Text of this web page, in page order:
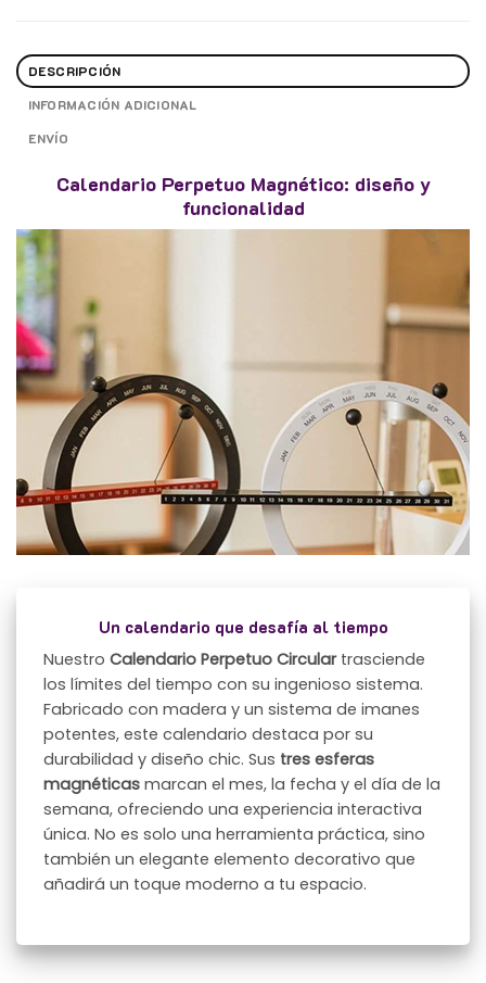
DESCRIPCIÓN
INFORMACIÓN ADICIONAL
ENVÍO
Calendario Perpetuo Magnético: diseño y
funcionalidad
Un calendario que desafía al tiempo
NuestroCalendario Perpetuo Circulartrasciende
los límites del tiempo con su ingenioso sistema.
Fabricado con madera y un sistema de imanes
potentes, este calendario destaca por su
durabilidad y diseño chic. Sus tres esferas
magnéticas marcan el mes, la fecha y el día de la
semana, ofreciendo una experiencia interactiva
única. No es solo una herramienta práctica, sino
también un elegante elemento decorativo que
añadirá un toque moderno a tu espacio.